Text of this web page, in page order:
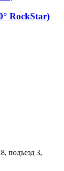
RockStar)
подъезд 3,